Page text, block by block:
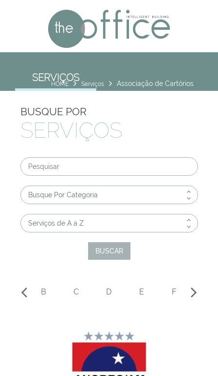
SERVIÇOS
HOME Serviços Associação de Cartórios
BUSQUE POR
SERVIÇOS
Busque Por Categoria
Serviços de A a Z
B C D E F